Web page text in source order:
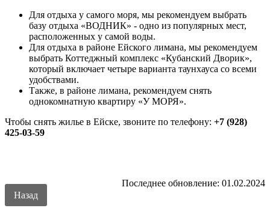
Для отдыха у самого моря, мы рекомендуем выбрать
базу отдыха «ВОДНИК» - одно из популярных мест,
расположенных у самой воды.
Для отдыха в районе Ейского лимана, мы рекомендуем
выбрать Коттеджный комплекс «Кубанский Дворик»,
который включает четыре варианта таунхауса со всеми
удобствами.
Также, в районе лимана, рекомендуем снять
однокомнатную квартиру «У МОРЯ».
Чтобы снять жилье в Ейске, звоните по телефону: +7 (928)
425-03-59
Последнее обновление: 01.02.2024
Назад